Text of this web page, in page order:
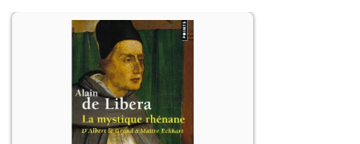
									La
mystique rhénane est le fruit d’une
théologie spécifique inaugurée par
l’enseignement d’Albert le Grand à
Cologne dans les années 1250. Grâce à
lui, l’école dominicaine allemande,